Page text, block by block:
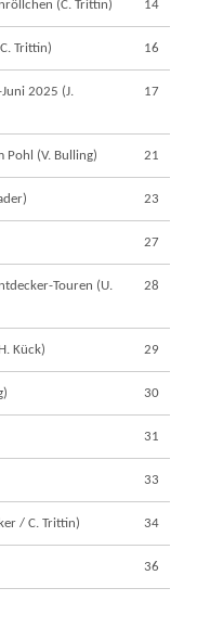
(C. Trittin) 14
Trittin) 16
2025 (J.
17
Pohl (V. Bulling) 21
23
27
Touren (U.
28
Kück) 29
30
31
33
/ C. Trittin) 34
36